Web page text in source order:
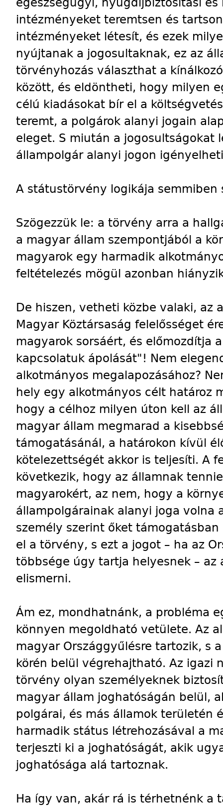
intézményeket teremtsen és
intézményeket létesít, és ezek
nyújtanak a jogosultaknak, ez az
törvényhozás választhat a
között, és eldöntheti, hogy milyen
célú kiadásokat bír el a
teremt, a polgárok alanyi jogain
eleget. S miután a jogosultságokat
állampolgár alanyi jogon
A státustörvény logikája semmiben
Szögezzük le: a törvény arra a
a magyar állam szempontjából a
magyarok egy harmadik
feltételezés mögül azonban
De hiszen, vetheti közbe valaki, az
Magyar Köztársaság felelősséget
magyarok sorsáért, és előmozdítja
kapcsolatuk ápolását"! Nem
alkotmányos megalapozásához?
hely egy alkotmányos célt határoz
hogy a célhoz milyen úton kell az
magyar állam megmarad a
támogatásánál, a határokon kívül
kötelezettségét akkor is teljesíti. A
következik, hogy az államnak
magyarokért, az nem, hogy a
állampolgárainak alanyi joga volna
személy szerint őket
el a törvény, s ezt a jogot – ha az
többsége úgy tartja helyesnek –
elismerni.
Ám ez, mondhatnánk, a probléma
könnyen megoldható vetülete. Az
magyar Országgyűlésre tartozik, s
körén belül végrehajtható. Az igazi
törvény olyan személyeknek
magyar állam joghatóságán belül,
polgárai, és más államok területén
harmadik státus létrehozásával a
terjeszti ki a joghatóságát, akik
joghatósága alá tartoznak.
Ha így van, akár rá is térhetnénk a